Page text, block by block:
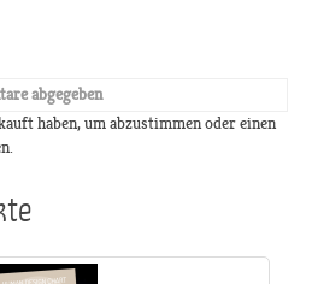
abgegeben
haben, um abzustimmen oder einen